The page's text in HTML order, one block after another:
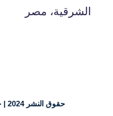
الشرقية، مصر
حقوق النشر 2024 | جميع الحقوق محفوظة